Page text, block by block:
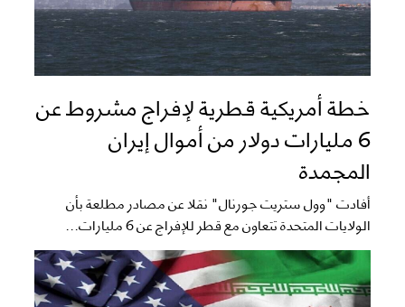
خطة أمريكية قطرية لإفراج مشروط عن
6 مليارات دولار من أموال إيران
المجمدة
أفادت "وول ستريت جورنال" نقلا عن مصادر مطلعة بأن
الولايات المتحدة تتعاون مع قطر للإفراج عن 6 مليارات...